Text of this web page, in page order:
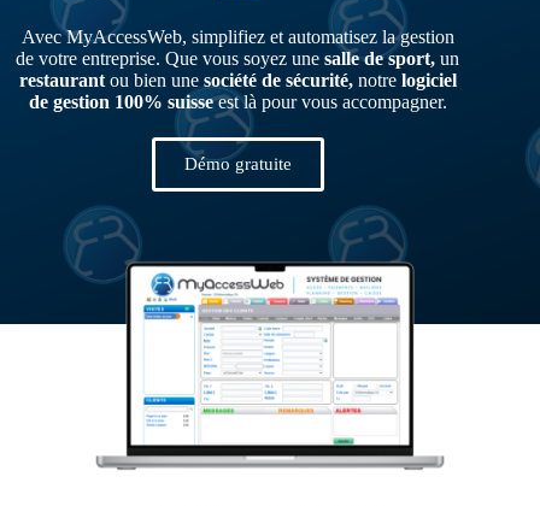
Avec MyAccessWeb, simplifiez et automatisez la gestion
de votre entreprise. Que vous soyez unesalle de sport, un
restaurantou bien unesociété de sécurité,notrelogiciel
de gestion 100% suisseest là pour vous accompagner.
Démo gratuite